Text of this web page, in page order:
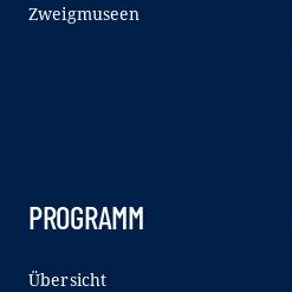
Zweigmuseen
PROGRAMM
Übersicht